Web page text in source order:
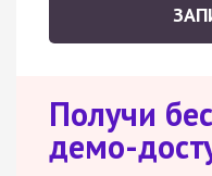
Получи
демо-